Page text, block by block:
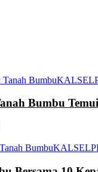
BumbuKALSEL
Bumbu
BumbuKALSEL